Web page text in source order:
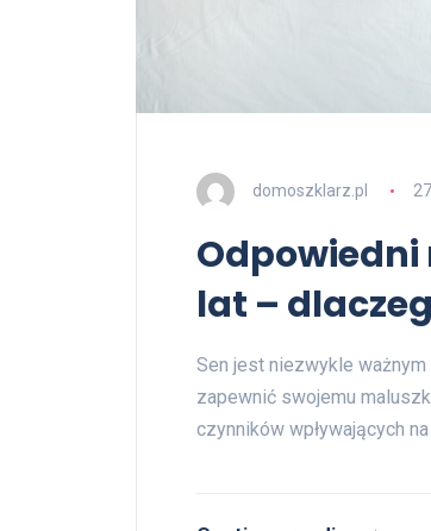
domoszklarz.pl
lat –
Sen jest niezwykle
zapewnić swojemu
czynników wpływających